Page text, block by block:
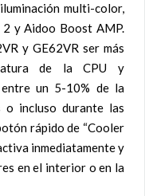
multi-color,
2 y Aidoo Boost AMP.
y GE62VR ser más
de la CPU y
un 5-10% de la
o incluso durante las
rápido de “Cooler
inmediatamente y
en el interior o en la